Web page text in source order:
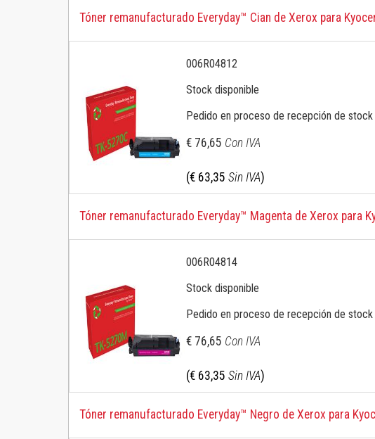
Tóner remanufacturado Everyday™ Cian de Xerox para
006R04812
Stock disponible
Pedido en proceso de recepción de stock
€ 76,65 Con IVA
(€ 63,35 Sin IVA)
Tóner remanufacturado Everyday™ Magenta de Xerox para
006R04814
Stock disponible
Pedido en proceso de recepción de stock
€ 76,65 Con IVA
(€ 63,35 Sin IVA)
Tóner remanufacturado Everyday™ Negro de Xerox para